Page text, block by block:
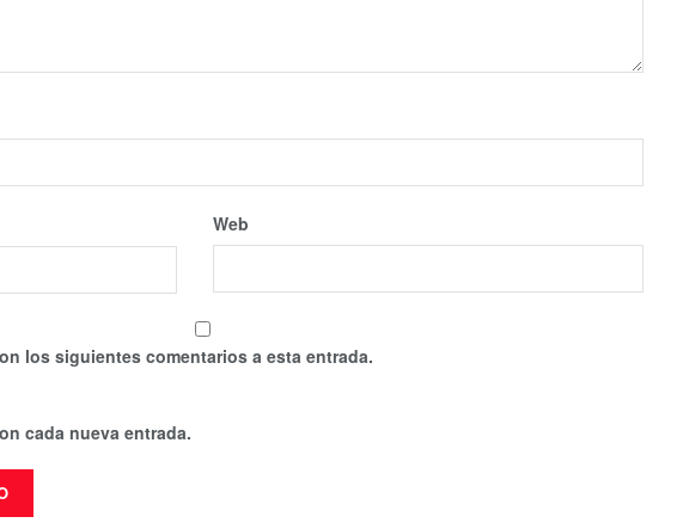
Web
los siguientes comentarios a esta entrada.
cada nueva entrada.